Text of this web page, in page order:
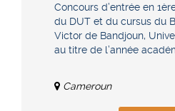
Concours d’entrée en
du DUT et du cursus du
Victor de Bandjoun,
au titre de l’année
Cameroun